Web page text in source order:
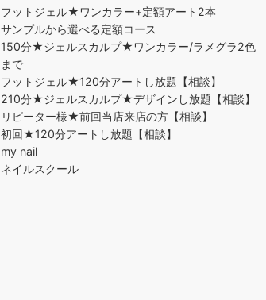
フットジェル★ワンカラー+定額アート2本
サンプルから選べる定額コース
150分★ジェルスカルプ★ワンカラー/ラメグラ2色
まで
フットジェル★120分アートし放題【相談】
210分★ジェルスカルプ★デザインし放題【相談】
リピーター様★前回当店来店の方【相談】
初回★120分アートし放題【相談】
my nail
ネイルスクール